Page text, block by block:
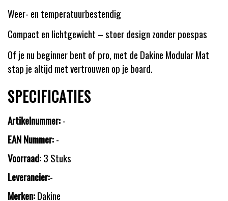
Weer- en temperatuurbestendig
Compact en lichtgewicht – stoer design zonder poespas
Of je nu beginner bent of pro, met de Dakine Modular Mat
stap je altijd met vertrouwen op je board.
SPECIFICATIES
Artikelnummer:-
EAN Nummer:-
Voorraad:3 Stuks
Leverancier:-
Merken:Dakine